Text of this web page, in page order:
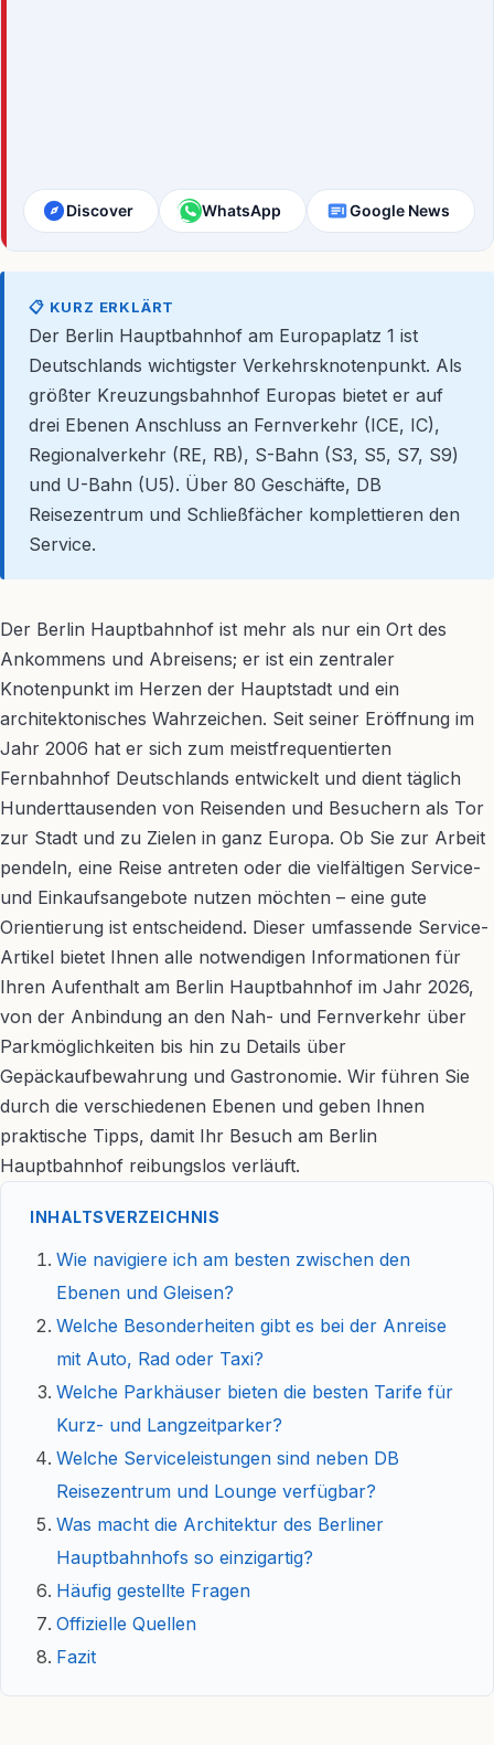
Discover WhatsApp Google News
📋 KURZ ERKLÄRT
Der Berlin Hauptbahnhof am Europaplatz 1 ist
Deutschlands wichtigster Verkehrsknotenpunkt. Als
größter Kreuzungsbahnhof Europas bietet er auf
drei Ebenen Anschluss an Fernverkehr (ICE, IC),
Regionalverkehr (RE, RB), S-Bahn (S3, S5, S7, S9)
und U-Bahn (U5). Über 80 Geschäfte, DB
Reisezentrum und Schließfächer komplettieren den
Service.
Der Berlin Hauptbahnhof ist mehr als nur ein Ort des
Ankommens und Abreisens; er ist ein zentraler
Knotenpunkt im Herzen der Hauptstadt und ein
architektonisches Wahrzeichen. Seit seiner Eröffnung im
Jahr 2006 hat er sich zum meistfrequentierten
Fernbahnhof Deutschlands entwickelt und dient täglich
Hunderttausenden von Reisenden und Besuchern als Tor
zur Stadt und zu Zielen in ganz Europa. Ob Sie zur Arbeit
pendeln, eine Reise antreten oder die vielfältigen Service-
und Einkaufsangebote nutzen möchten – eine gute
Orientierung ist entscheidend. Dieser umfassende Service-
Artikel bietet Ihnen alle notwendigen Informationen für
Ihren Aufenthalt am Berlin Hauptbahnhof im Jahr 2026,
von der Anbindung an den Nah- und Fernverkehr über
Parkmöglichkeiten bis hin zu Details über
Gepäckaufbewahrung und Gastronomie. Wir führen Sie
durch die verschiedenen Ebenen und geben Ihnen
praktische Tipps, damit Ihr Besuch am Berlin
Hauptbahnhof reibungslos verläuft.
INHALTSVERZEICHNIS
Wie navigiere ich am besten zwischen den
Ebenen und Gleisen?
Welche Besonderheiten gibt es bei der Anreise
mit Auto, Rad oder Taxi?
Welche Parkhäuser bieten die besten Tarife für
Kurz- und Langzeitparker?
Welche Serviceleistungen sind neben DB
Reisezentrum und Lounge verfügbar?
Was macht die Architektur des Berliner
Hauptbahnhofs so einzigartig?
Häufig gestellte Fragen
Offizielle Quellen
Fazit